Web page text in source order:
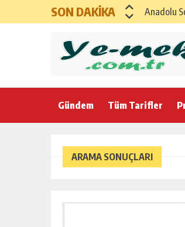
SON DAKİKA
Anadolu
Ege’nin
Gündem Tüm Tarifler
ARAMA SONUÇLARI